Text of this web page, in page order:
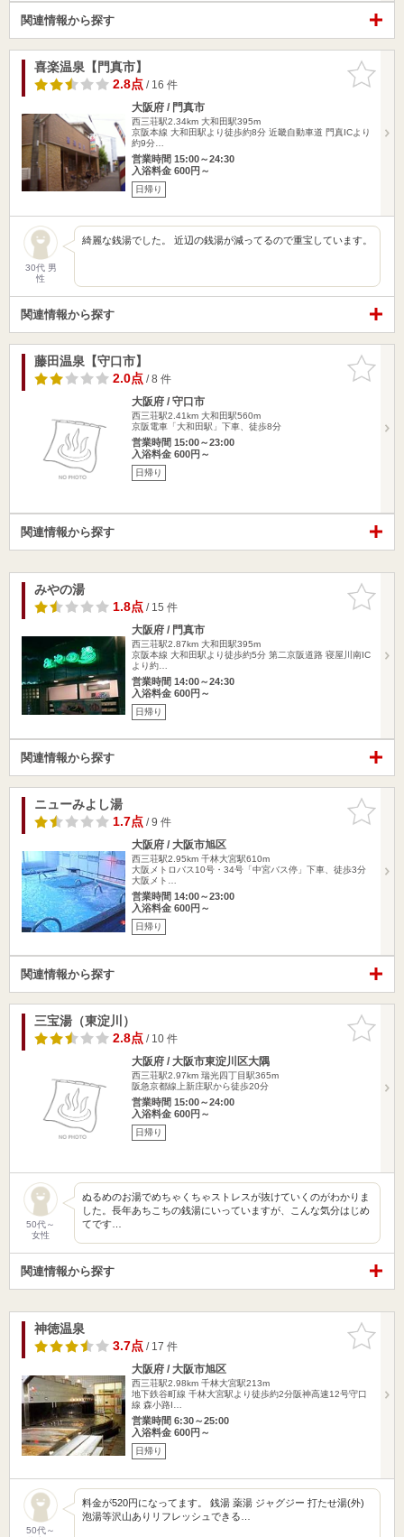
関連情報から探す
お気に入
りに追加
喜楽温泉【門真市】
2.8点/ 16 件
大阪府 / 門真市
西三荘駅2.34km 大和田駅395m
京阪本線 大和田駅より徒歩約8分 近畿自動車道 門真ICより
約9分…
営業時間 15:00～24:30
入浴料金 600円～
日帰り
30代 男
性
綺麗な銭湯でした。 近辺の銭湯が減ってるので重宝しています。
関連情報から探す
お気に入
りに追加
藤田温泉【守口市】
2.0点/ 8 件
大阪府 / 守口市
西三荘駅2.41km 大和田駅560m
京阪電車「大和田駅」下車、徒歩8分
営業時間 15:00～23:00
入浴料金 600円～
日帰り
関連情報から探す
お気に入
りに追加
みやの湯
1.8点/ 15 件
大阪府 / 門真市
西三荘駅2.87km 大和田駅395m
京阪本線 大和田駅より徒歩約5分 第二京阪道路 寝屋川南IC
より約…
営業時間 14:00～24:30
入浴料金 600円～
日帰り
関連情報から探す
お気に入
りに追加
ニューみよし湯
1.7点/ 9 件
大阪府 / 大阪市旭区
西三荘駅2.95km 千林大宮駅610m
大阪メトロバス10号・34号「中宮バス停」下車、徒歩3分
大阪メト…
営業時間 14:00～23:00
入浴料金 600円～
日帰り
関連情報から探す
お気に入
りに追加
三宝湯（東淀川）
2.8点/ 10 件
大阪府 / 大阪市東淀川区大隅
西三荘駅2.97km 瑞光四丁目駅365m
阪急京都線上新庄駅から徒歩20分
営業時間 15:00～24:00
入浴料金 600円～
日帰り
50代～
女性
ぬるめのお湯でめちゃくちゃストレスが抜けていくのがわかりま
した。長年あちこちの銭湯にいっていますが、こんな気分はじめ
てです…
関連情報から探す
お気に入
りに追加
神徳温泉
3.7点/ 17 件
大阪府 / 大阪市旭区
西三荘駅2.98km 千林大宮駅213m
地下鉄谷町線 千林大宮駅より徒歩約2分阪神高速12号守口
線 森小路I…
営業時間 6:30～25:00
入浴料金 600円～
日帰り
50代～
料金が520円になってます。 銭湯 薬湯 ジャグジー 打たせ湯(外)
泡湯等沢山ありリフレッシュできる…